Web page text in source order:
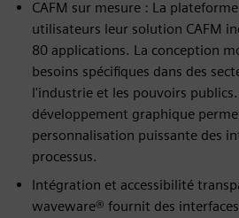
CAFM sur mesure : La
utilisateurs leur solution CAFM
80 applications. La conception
besoins spécifiques dans des
l'industrie et les pouvoirs
développement graphique
personnalisation puissante des
processus.
Intégration et accessibilité
waveware® fournit des